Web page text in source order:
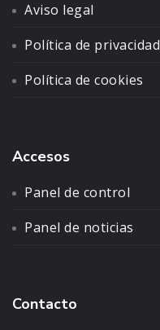
Aviso legal
Política de privacidad
Política de cookies
Accesos
Panel de control
Panel de noticias
Contacto